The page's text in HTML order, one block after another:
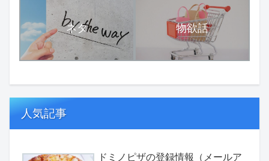
ネタ 物欲話
人気記事
ドミノピザの登録情報（メールア